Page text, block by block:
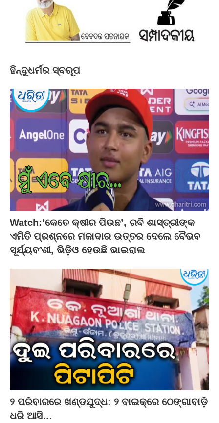
ହିନ୍ଦୁଧର୍ମର ସ୍ବରୂପ
Watch:‘କେତେ କ୍ଷୀର ପିଉଛ’, ରବି ଶାସ୍ତ୍ରୀଙ୍କ
ଏମିତି ପ୍ରଶ୍ନରେ ମଜାଦାର ଉତ୍ତର ଦେଲେ ବୈଭବ
ସୂର୍ଯ୍ୟବଂଶୀ, ଭିଡ଼ିଓ ହେଉଛି ଭାଇରାଲ
୨ ପରିବାରରେ ଖଣ୍ଡଯୁଦ୍ଧ: ୨ ବାଇକ୍‌ରେ ଠେଙ୍ଗାବାଡ଼ି
ଧରି ଆସି…